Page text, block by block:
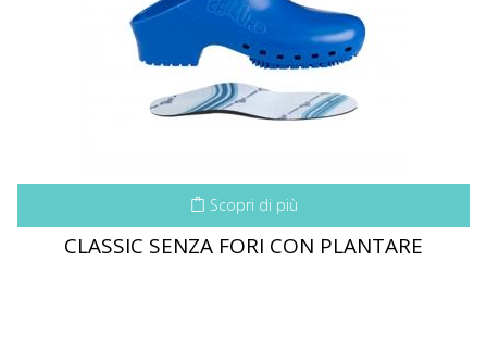
Scopri di più
CLASSIC SENZA FORI CON PLANTARE